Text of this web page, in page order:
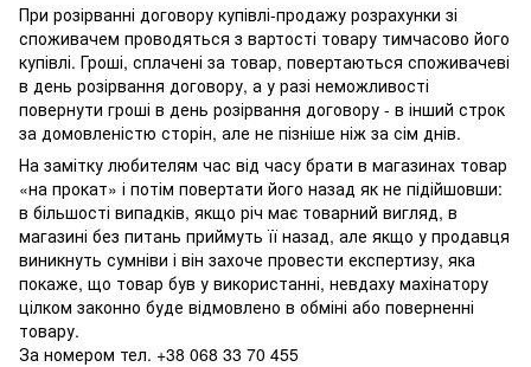
При розірванні договору купівлі-продажу розрахунки зі
споживачем проводяться з вартості товару тимчасово його
купівлі. Гроші, сплачені за товар, повертаються споживачеві
в день розірвання договору, а у разі неможливості
повернути гроші в день розірвання договору - в інший строк
за домовленістю сторін, але не пізніше ніж за сім днів.
На замітку любителям час від часу брати в магазинах товар
«на прокат» і потім повертати його назад як не підійшовши:
в більшості випадків, якщо річ має товарний вигляд, в
магазині без питань приймуть її назад, але якщо у продавця
виникнуть сумніви і він захоче провести експертизу, яка
покаже, що товар був у використанні, невдаху махінатору
цілком законно буде відмовлено в обміні або поверненні
товару.
За номером тел. +38 068 33 70 455